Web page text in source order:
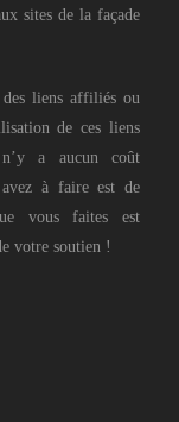
sites de la façade
liens affiliés ou
de ces liens
a aucun coût
à faire est de
vous faites est
votre soutien !